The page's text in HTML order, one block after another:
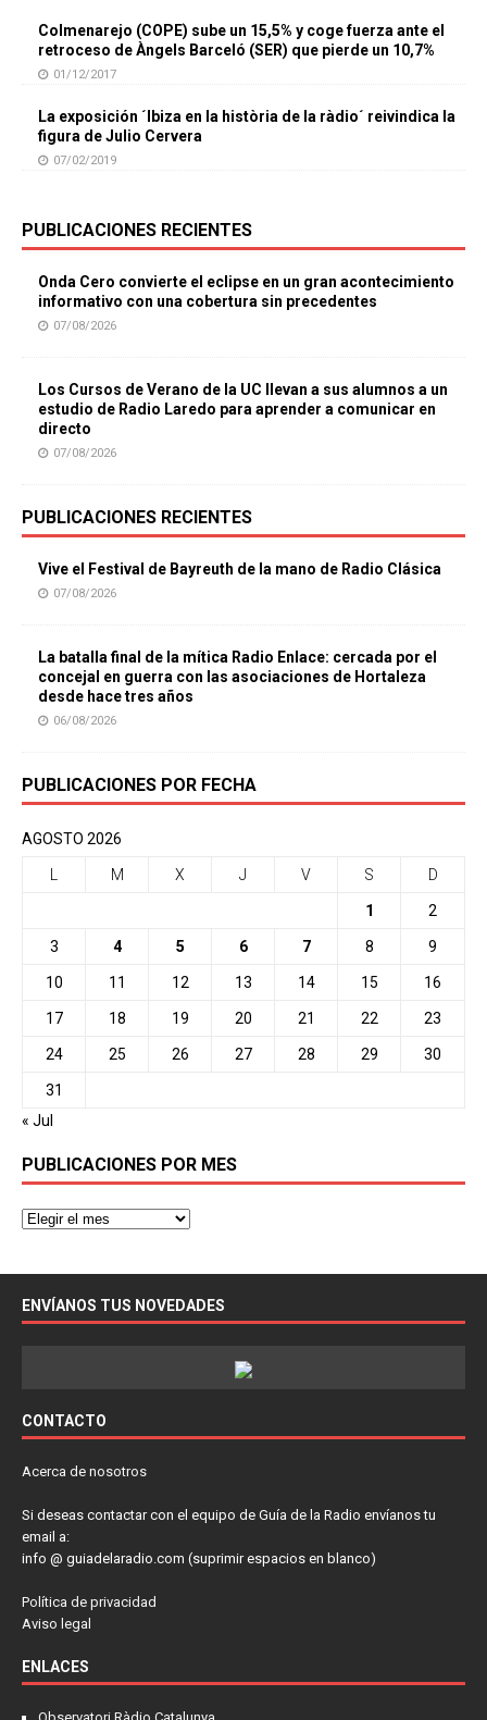
Colmenarejo (COPE) sube un 15,5% y coge fuerza ante el
retroceso de Àngels Barceló (SER) que pierde un 10,7%
01/12/2017
La exposición ´Ibiza en la història de la ràdio´ reivindica la
figura de Julio Cervera
07/02/2019
PUBLICACIONES RECIENTES
Onda Cero convierte el eclipse en un gran acontecimiento
informativo con una cobertura sin precedentes
07/08/2026
Los Cursos de Verano de la UC llevan a sus alumnos a un
estudio de Radio Laredo para aprender a comunicar en
directo
07/08/2026
PUBLICACIONES RECIENTES
Vive el Festival de Bayreuth de la mano de Radio Clásica
07/08/2026
La batalla final de la mítica Radio Enlace: cercada por el
concejal en guerra con las asociaciones de Hortaleza
desde hace tres años
06/08/2026
PUBLICACIONES POR FECHA
AGOSTO 2026
M X J V S D
1 2
3 4 5 6 7 8 9
10 11 12 13 14 15 16
17 18 19 20 21 22 23
24 25 26 27 28 29 30
31
« Jul
PUBLICACIONES POR MES
ENVÍANOS TUS NOVEDADES
CONTACTO
Acerca de nosotros
Si deseas contactar con el equipo de Guía de la Radio envíanos tu
email a:
info @ guiadelaradio.com (suprimir espacios en blanco)
Política de privacidad
Aviso legal
ENLACES